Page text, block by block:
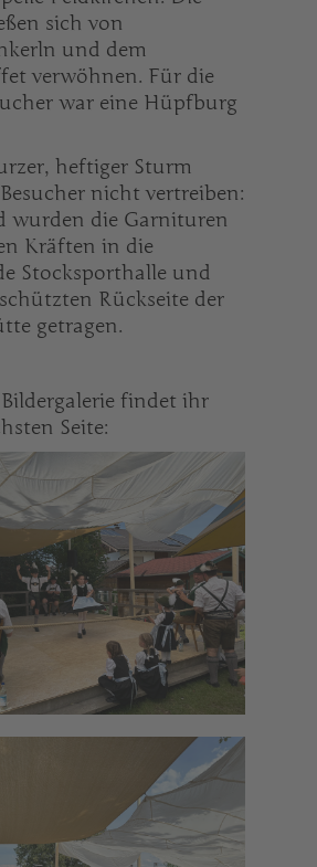
sich von
und dem
verwöhnen. Für die
war eine Hüpfburg
heftiger Sturm
nicht vertreiben:
wurden die Garnituren
Kräften in die
Stocksporthalle und
Rückseite der
getragen.
findet ihr
Seite: